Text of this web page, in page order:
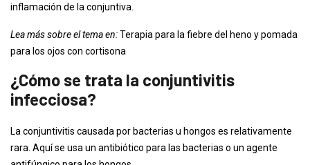
inflamación de la conjuntiva.
Lea más sobre el tema en:Terapia para la fiebre del heno y pomada
para los ojos con cortisona
¿Cómo se trata la conjuntivitis
infecciosa?
La conjuntivitis causada por bacterias u hongos es relativamente
rara. Aquí se usa un antibiótico para las bacterias o un agente